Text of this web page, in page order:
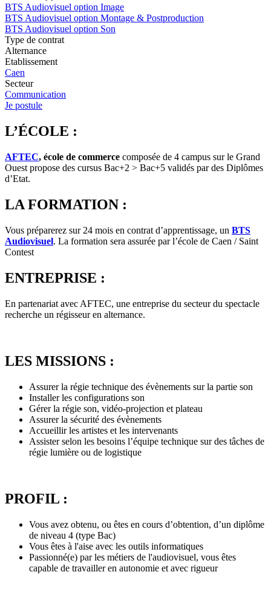
BTS Audiovisuel option Image
BTS Audiovisuel option Montage & Postproduction
BTS Audiovisuel option Son
Type de contrat
Alternance
Etablissement
Caen
Secteur
Communication
Je postule
L’ÉCOLE :
AFTEC, école de commerce composée de 4 campus sur le Grand
Ouest propose des cursus Bac+2 > Bac+5 validés par des Diplômes
d’Etat.
LA FORMATION :
Vous préparerez sur 24 mois en contrat d’apprentissage, un BTS
Audiovisuel. La formation sera assurée par l’école de Caen / Saint
Contest
ENTREPRISE :
En partenariat avec AFTEC, une entreprise du secteur du spectacle
recherche un régisseur en alternance.
LES MISSIONS :
Assurer la régie technique des évènements sur la partie son
Installer les configurations son
Gérer la régie son, vidéo-projection et plateau
Assurer la sécurité des évènements
Accueillir les artistes et les intervenants
Assister selon les besoins l’équipe technique sur des tâches de
régie lumière ou de logistique
PROFIL :
Vous avez obtenu, ou êtes en cours d’obtention, d’un diplôme
de niveau 4 (type Bac)
Vous êtes à l'aise avec les outils informatiques
Passionné(e) par les métiers de l'audiovisuel, vous êtes
capable de travailler en autonomie et avec rigueur